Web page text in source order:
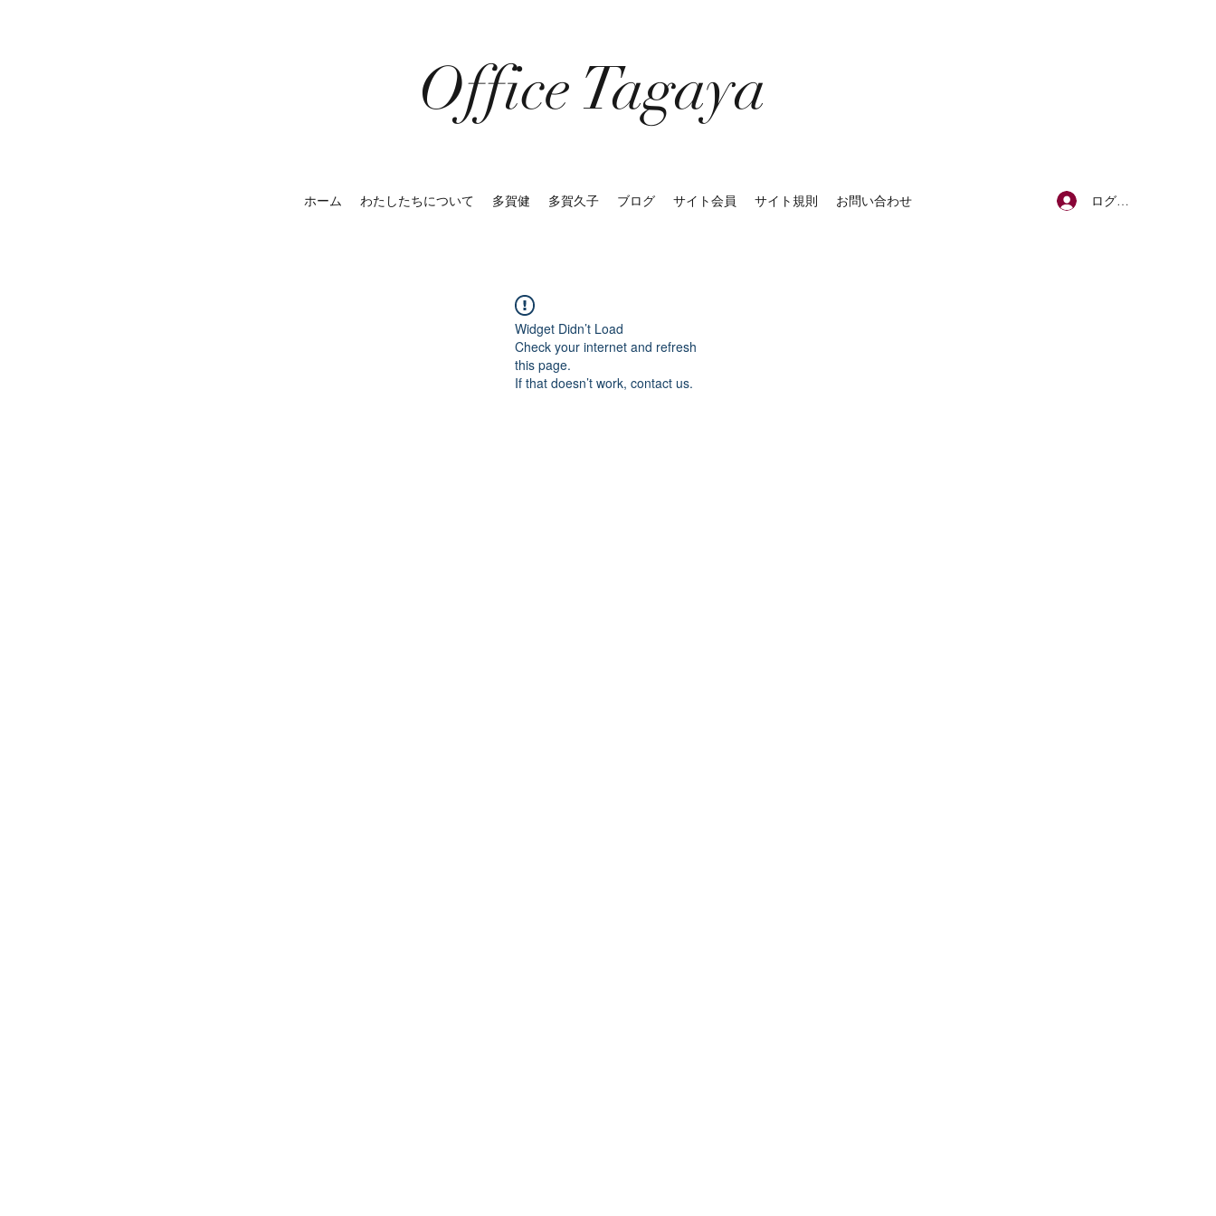
Office Tagaya
ホーム わたしたちについて 多賀健 多賀久子 ブログ サイト会員 サイト規則 お問い合わせ ログイン
Widget Didn’t Load
Check your internet and refresh
this page.
If that doesn’t work, contact us.